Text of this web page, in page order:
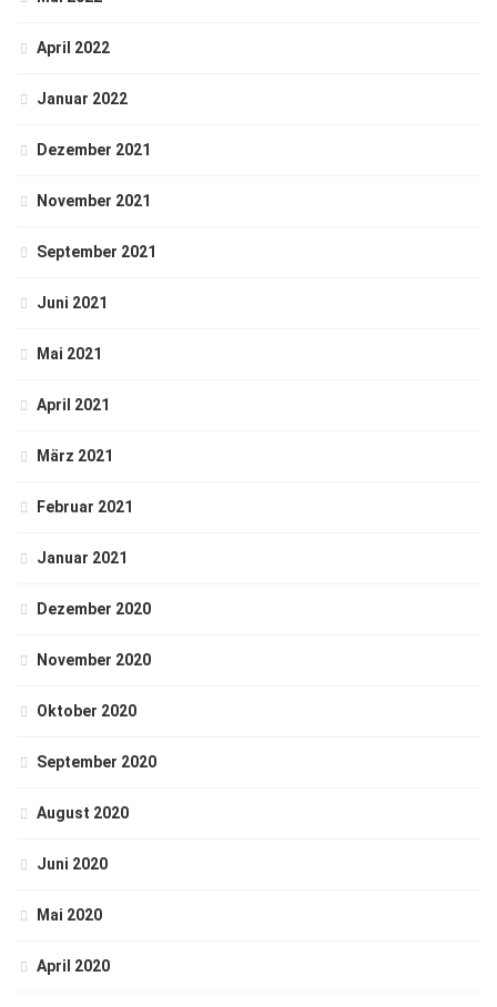
April 2022
Januar 2022
Dezember 2021
November 2021
September 2021
Juni 2021
Mai 2021
April 2021
März 2021
Februar 2021
Januar 2021
Dezember 2020
November 2020
Oktober 2020
September 2020
August 2020
Juni 2020
Mai 2020
April 2020